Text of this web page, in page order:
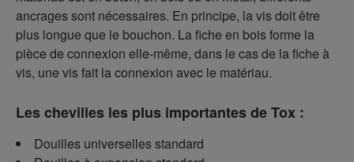
ancrages sont nécessaires. En principe, la vis doit être
plus longue que le bouchon. La fiche en bois forme la
pièce de connexion elle-même, dans le cas de la fiche à
vis, une vis fait la connexion avec le matériau.
Les chevilles les plus importantes de Tox :
Douilles universelles standard